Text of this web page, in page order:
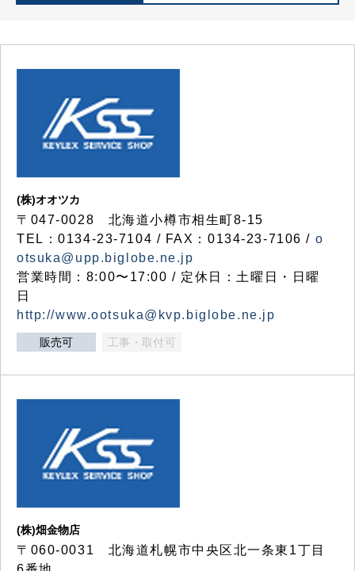
(株)オオツカ
〒047-0028 北海道小樽市相生町8-15
TEL：0134-23-7104 / FAX：0134-23-7106 / o
otsuka@upp.biglobe.ne.jp
営業時間：8:00〜17:00 / 定休日：土曜日・日曜
日
http://www.ootsuka@kvp.biglobe.ne.jp
販売可 工事・取付可
(株)畑金物店
〒060-0031 北海道札幌市中央区北一条東1丁目